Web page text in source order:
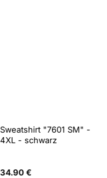
Sweatshirt "7601 SM" -
4XL - schwarz
34.90 €